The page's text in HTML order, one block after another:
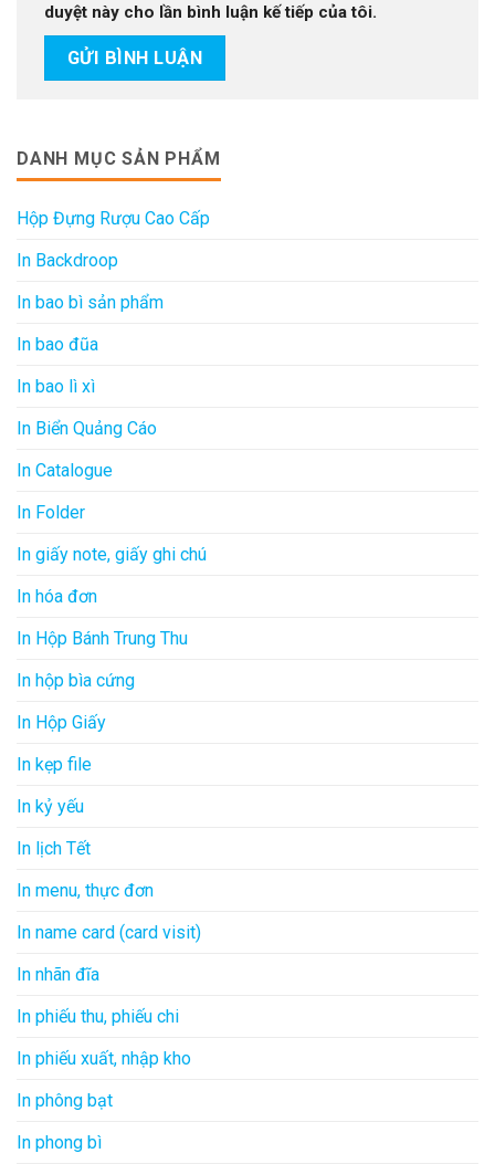
duyệt này cho lần bình luận kế tiếp của tôi.
DANH MỤC SẢN PHẨM
Hộp Đựng Rượu Cao Cấp
In Backdroop
In bao bì sản phẩm
In bao đũa
In bao lì xì
In Biển Quảng Cáo
In Catalogue
In Folder
In giấy note, giấy ghi chú
In hóa đơn
In Hộp Bánh Trung Thu
In hộp bìa cứng
In Hộp Giấy
In kẹp file
In kỷ yếu
In lịch Tết
In menu, thực đơn
In name card (card visit)
In nhãn đĩa
In phiếu thu, phiếu chi
In phiếu xuất, nhập kho
In phông bạt
In phong bì